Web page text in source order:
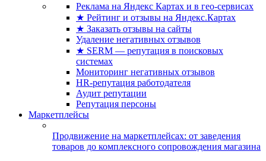
Реклама на Яндекс Картах и в гео-сервисах
★ Рейтинг и отзывы на Яндекс.Картах
★ Заказать отзывы на сайты
Удаление негативных отзывов
★ SERM — репутация в поисковых
системах
Мониторинг негативных отзывов
HR-репутация работодателя
Аудит репутации
Репутация персоны
Маркетплейсы
Продвижение на маркетплейсах: от заведения
товаров до комплексного сопровождения магазина